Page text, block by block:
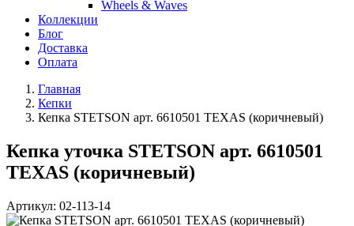
Wheels & Waves
Коллекции
Блог
Доставка
Оплата
Главная
Кепки
Кепка STETSON арт. 6610501 TEXAS (коричневый)
Кепка уточка STETSON арт. 6610501
TEXAS (коричневый)
Артикул: 02-113-14